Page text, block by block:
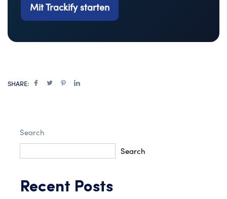
Mit Trackify starten
SHARE:
Search
Search
Recent Posts